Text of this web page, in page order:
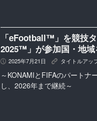
「eFootball™」を競技
2025™」が参加国・地
P 2025年7月21日 K タイトルアッ
～KONAMIとFIFAのパートナ
し、2026年まで継続～